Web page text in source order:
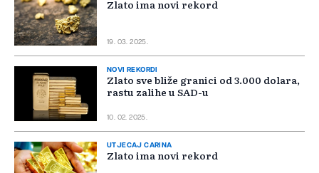
Zlato ima novi rekord
19. 03. 2025.
NOVI REKORDI
Zlato sve bliže granici od 3.000 dolara,
rastu zalihe u SAD-u
10. 02. 2025.
UTJECAJ CARINA
Zlato ima novi rekord